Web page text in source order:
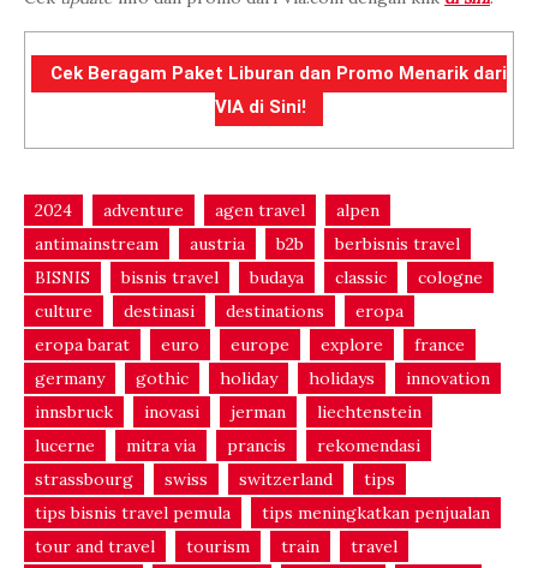
Cek Beragam Paket Liburan dan Promo Menarik dari
VIA di Sini!
2024 adventure agen travel
alpen
antimainstream
austria b2b
berbisnis travel
BISNIS
bisnis travel budaya classic
cologne
culture
destinasi destinations
eropa
eropa barat
euro europe explore
france
germany
gothic holiday holidays
innovation
innsbruck
inovasi jerman
liechtenstein
lucerne
mitra via prancis
rekomendasi
strassbourg
swiss switzerland
tips
tips bisnis travel pemula
tips meningkatkan penjualan
tour and travel
tourism train
travel